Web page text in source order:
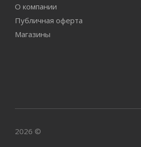
О компании
Публичная оферта
Магазины
2026 ©